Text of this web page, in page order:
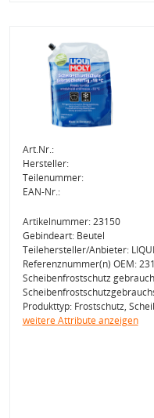
Art.Nr.:
Hersteller:
Teilenummer:
EAN-Nr.:
Artikelnummer: 23150
Gebindeart: Beutel
Teilehersteller/Anbieter:
Referenznummer(n) OEM:
Scheibenfrostschutz
Produkttyp: Frostschutz,
weitere Attribute anzeigen